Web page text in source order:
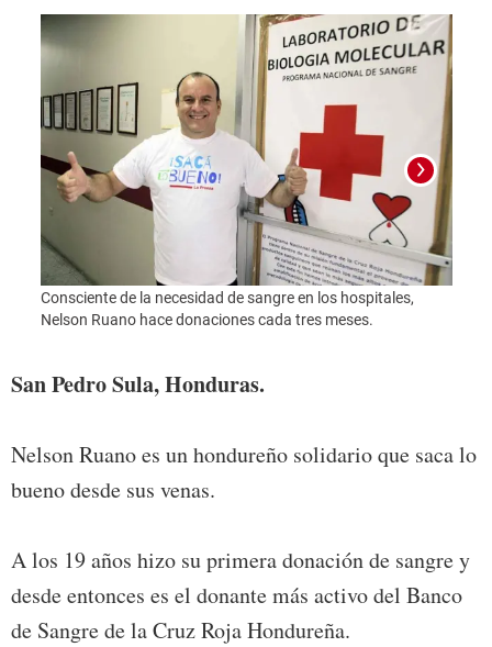
Consciente de la necesidad de sangre en los hospitales,
Nelson Ruano hace donaciones cada tres meses.
San Pedro Sula, Honduras.
Nelson Ruano es un hondureño solidario que saca lo
bueno desde sus venas.
A los 19 años hizo su primera donación de sangre y
desde entonces es el donante más activo del Banco
de Sangre de la Cruz Roja Hondureña.